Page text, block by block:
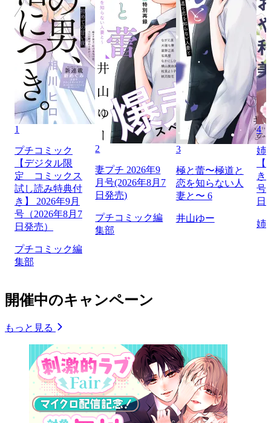
1
プチコミック
【デジタル限
定 コミックス
試し読み特典付
き】 2026年9月
号（2026年8月7
日発売）
プチコミック編
集部
2
妻プチ 2026年9
月号(2026年8月7
日発売)
プチコミック編
集部
3
極と蕾〜極道と
恋を知らない人
妻と〜 6
井山ゆー
4
姉
き
号
日
姉
開催中のキャンペーン
もっと見る